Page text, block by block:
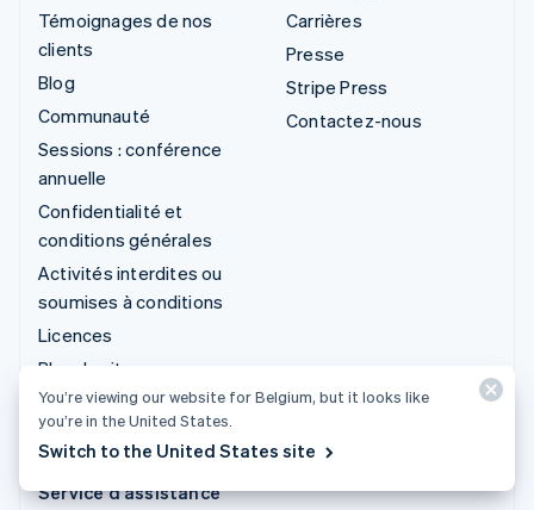
Témoignages de nos
clients
Blog
Communauté
Sessions : conférence
annuelle
Confidentialité et
conditions générales
Activités interdites ou
soumises à conditions
Licences
Plan du site
Paramètres des cookies
Plus de ressources
Carrières
Presse
Stripe Press
Contactez-nous
Service d'assistance
You’re viewing our website for Belgium, but it looks like
you’re in the United States.
Switch to the United States site